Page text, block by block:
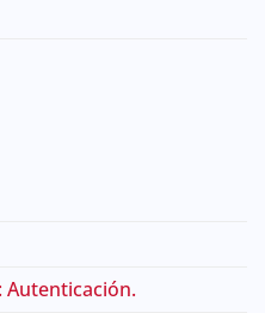
Autenticación.